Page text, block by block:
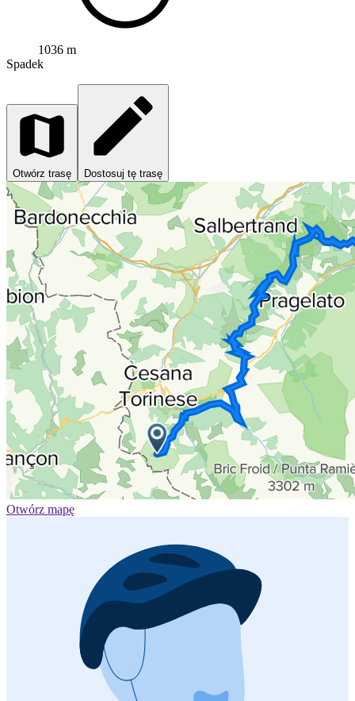
1036 m
Spadek
Otwórz trasę Dostosuj tę trasę
Otwórz mapę